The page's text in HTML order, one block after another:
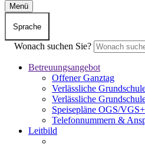
Menü
Sprache
Wonach suchen Sie?
Betreuungsangebot
Offener Ganztag
Verlässliche
Verlässliche
Speisepläne OGS/VGS+
Telefonnummern &
Leitbild